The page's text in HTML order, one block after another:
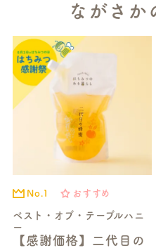
ながさか
No.1 おすすめ
ベスト・オブ・テーブルハニ
ー
【感謝価格】二代目の